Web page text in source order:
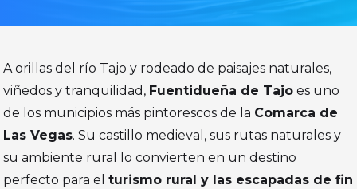
A orillas del río Tajo y rodeado de paisajes naturales,
viñedos y tranquilidad, Fuentidueña de Tajo es uno
de los municipios más pintorescos de la Comarca de
Las Vegas. Su castillo medieval, sus rutas naturales y
su ambiente rural lo convierten en un destino
perfecto para elturismo rural y las escapadas de fin